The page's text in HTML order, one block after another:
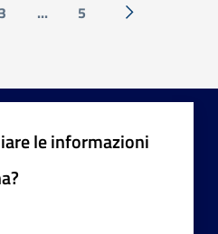
3 ... 5 Successiva »
le informazioni